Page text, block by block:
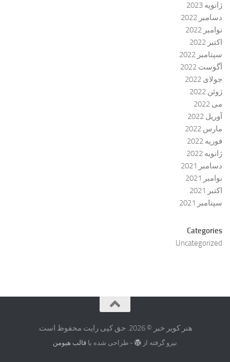
ژانویه 2023
دسامبر 2022
نوامبر 2022
اکتبر 2022
سپتامبر 2022
آگوست 2022
جولای 2022
ژوئن 2022
می 2022
آوریل 2022
مارس 2022
فوریه 2022
ژانویه 2022
دسامبر 2021
نوامبر 2021
اکتبر 2021
سپتامبر 2021
Categories
Uncategorized
هنر کویر خبر © 2026. حق کپی رایت محفوظ است.
نیرو گرفته از - طراحی شده باقالب هیومن